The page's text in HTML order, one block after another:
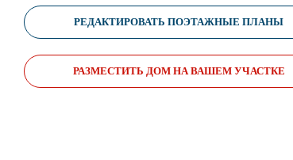
РЕДАКТИРОВАТЬ ПОЭТАЖНЫЕ ПЛАНЫ
РАЗМЕСТИТЬ ДОМ НА ВАШЕМ УЧАСТКЕ